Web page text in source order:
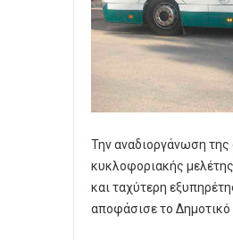
Την αναδιοργάνωση
κυκλοφοριακής
και ταχύτερη
αποφάσισε το Δημοτικό